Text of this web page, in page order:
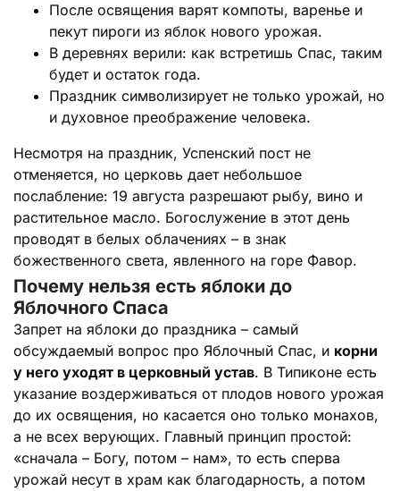
После освящения варят компоты, варенье и
пекут пироги из яблок нового урожая.
В деревнях верили: как встретишь Спас, таким
будет и остаток года.
Праздник символизирует не только урожай, но
и духовное преображение человека.
Несмотря на праздник, Успенский пост не
отменяется, но церковь дает небольшое
послабление: 19 августа разрешают рыбу, вино и
растительное масло. Богослужение в этот день
проводят в белых облачениях – в знак
божественного света, явленного на горе Фавор.
Почему нельзя есть яблоки до
Яблочного Спаса
Запрет на яблоки до праздника – самый
обсуждаемый вопрос про Яблочный Спас, и корни
у него уходят в церковный устав. В Типиконе есть
указание воздерживаться от плодов нового урожая
до их освящения, но касается оно только монахов,
а не всех верующих. Главный принцип простой:
«сначала – Богу, потом – нам», то есть сперва
урожай несут в храм как благодарность, а потом